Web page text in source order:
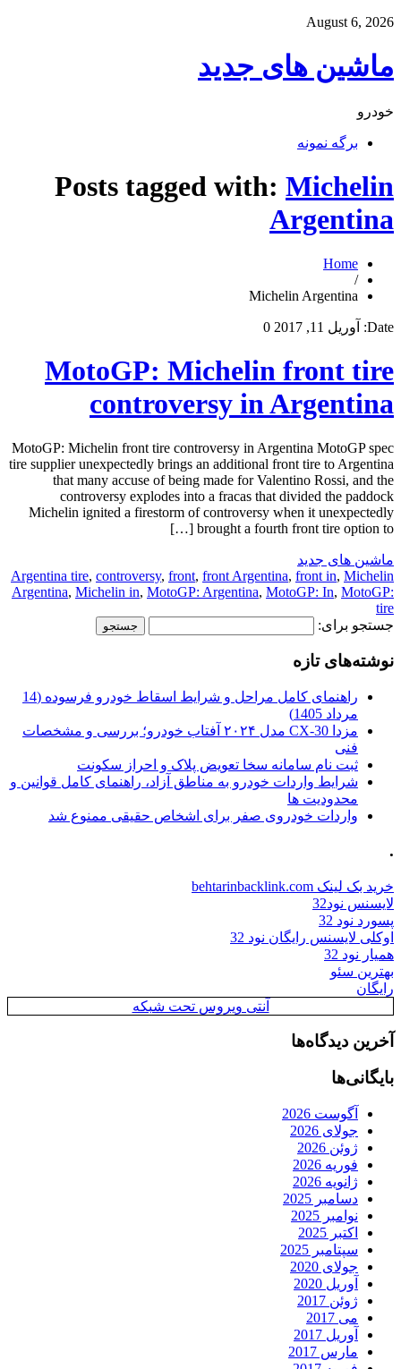
August 6, 2026
ماشین های جدید
خودرو
برگه نمونه
Posts tagged with: Michelin
Argentina
Home
/
Michelin Argentina
Date: آوریل 11, 2017 0
MotoGP: Michelin front tire
controversy in Argentina
MotoGP: Michelin front tire controversy in Argentina MotoGP spec
tire supplier unexpectedly brings an additional front tire to Argentina
that many accuse of being made for Valentino Rossi, and the
controversy explodes into a fracas that divided the paddock
Michelin ignited a firestorm of controversy when it unexpectedly
brought a fourth front tire option to […]
ماشین های جدید
Argentina tire, controversy, front, front Argentina, front in, Michelin
Argentina, Michelin in, MotoGP: Argentina, MotoGP: In, MotoGP:
tire
جستجو برای:
نوشته‌های تازه
راهنمای کامل مراحل و شرایط اسقاط خودرو فرسوده (14
مرداد 1405)
مزدا CX-30 مدل ۲۰۲۴ آفتاب خودرو؛ بررسی و مشخصات
فنی
ثبت نام سامانه سخا تعویض پلاک و احراز سکونت
شرایط واردات خودرو به مناطق آزاد، راهنمای کامل قوانین و
محدودیت ها
واردات خودروی صفر برای اشخاص حقیقی ممنوع شد
.
خرید بک لینک behtarinbacklink.com
لایسنس نود32
پسورد نود 32
اوکلی لایسنس رایگان نود 32
همیار نود 32
بهترین سئو
رایگان
آنتی ویروس تحت شبکه
آخرین دیدگاه‌ها
بایگانی‌ها
آگوست 2026
جولای 2026
ژوئن 2026
فوریه 2026
ژانویه 2026
دسامبر 2025
نوامبر 2025
اکتبر 2025
سپتامبر 2025
جولای 2020
آوریل 2020
ژوئن 2017
می 2017
آوریل 2017
مارس 2017